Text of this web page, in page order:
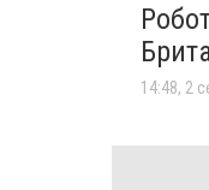
14:48, 2